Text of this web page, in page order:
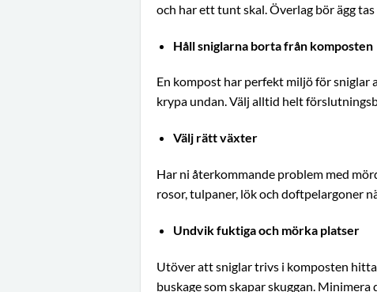
och har ett tunt skal. Överlag bör ägg
Håll sniglarna borta från komposten
En kompost har perfekt miljö för
krypa undan. Välj alltid helt
Välj rätt växter
Har ni återkommande problem med
rosor, tulpaner, lök och doftpelargoner
Undvik fuktiga och mörka platser
Utöver att sniglar trivs i komposten
buskage som skapar skuggan.